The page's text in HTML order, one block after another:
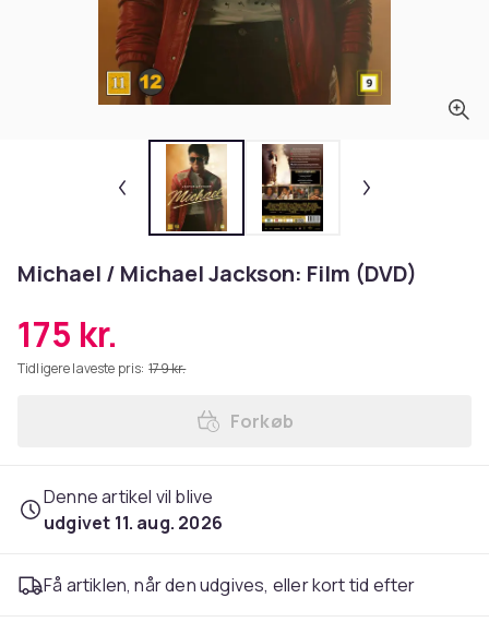
Michael / Michael Jackson: Film (DVD)
175 kr.
Tidligere laveste pris: 179 kr.
Forkøb Michael / Michael
Forkøb
Denne artikel vil blive
udgivet 11. aug. 2026
Få artiklen, når den udgives, eller kort tid efter